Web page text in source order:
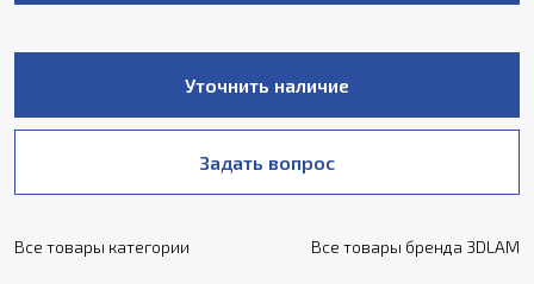
Уточнить наличие
Задать вопрос
Все товары категории Все товары бренда 3DLAM